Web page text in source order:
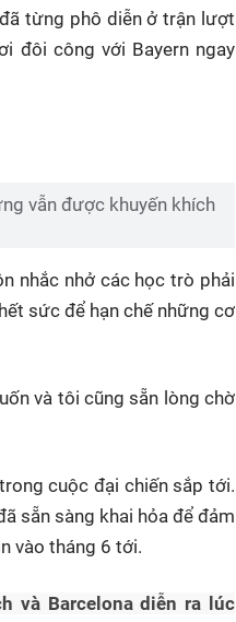
từng phô diễn ở trận lượt
đôi công với Bayern ngay
vẫn được khuyến khích
nhắc nhở các học trò phải
sức để hạn chế những cơ
và tôi cũng sẵn lòng chờ
cuộc đại chiến sắp tới.
sẵn sàng khai hỏa để đảm
vào tháng 6 tới.
và Barcelona diễn ra lúc